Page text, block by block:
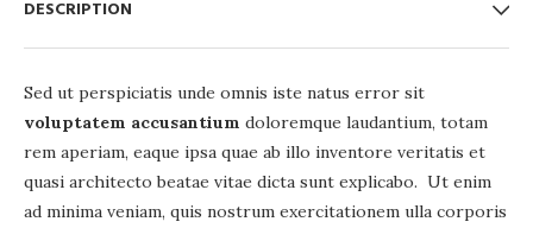
DESCRIPTION
Sed ut perspiciatis unde omnis iste natus error sit
voluptatem accusantium doloremque laudantium, totam
rem aperiam, eaque ipsa quae ab illo inventore veritatis et
quasi architecto beatae vitae dicta sunt explicabo. Ut enim
ad minima veniam, quis nostrum exercitationem ulla corporis